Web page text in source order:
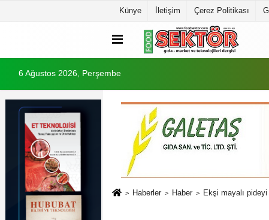
Künye İletişim Çerez Politikası
6 Ağustos 2026, Perşembe
Haberler Haber Ekşi mayalı